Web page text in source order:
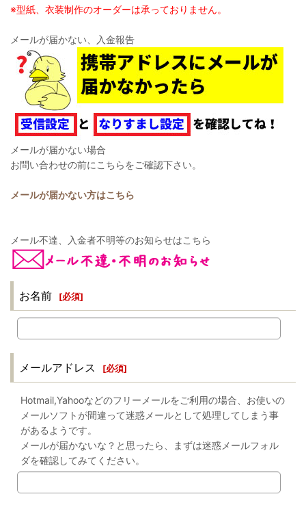
※型紙、衣装制作のオーダーは承っておりません。
メールが届かない、入金報告
メールが届かない場合
お問い合わせの前にこちらをご確認下さい。
メールが届かない方はこちら
メール不達、入金者不明等のお知らせはこちら
お名前 [必須]
メールアドレス [必須]
Hotmail,Yahooなどのフリーメールをご利用の場合、お使いの
メールソフトが間違って迷惑メールとして処理してしまう事
があるようです。
メールが届かないな？と思ったら、まずは迷惑メールフォル
ダを確認してみてください。